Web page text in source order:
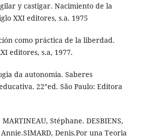
y castigar. Nacimiento de la
XXI editores, s.a. 1975
como práctica de la liberdad.
editores, s.a, 1977.
da autonomia. Saberes
22°ed. São Paulo: Editora
Stéphane. DESBIENS,
Denis.Por una Teoria